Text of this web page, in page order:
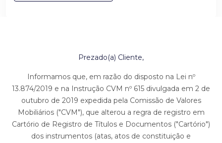
Prezado(a) Cliente,
Informamos que, em razão do disposto na Lei nº
13.874/2019 e na Instrução CVM nº 615 divulgada em 2 de
outubro de 2019 expedida pela Comissão de Valores
Mobiliários ("CVM"), que alterou a regra de registro em
Cartório de Registro de Títulos e Documentos ("Cartório")
dos instrumentos (atas, atos de constituição e